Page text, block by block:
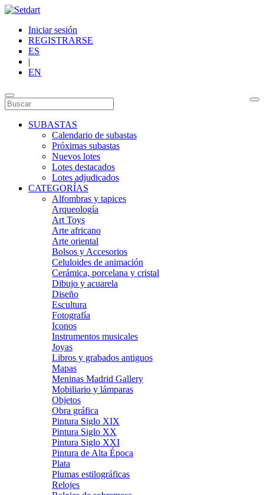
Iniciar sesión
REGISTRARSE
ES
|
EN
SUBASTAS
Calendario de subastas
Próximas subastas
Nuevos lotes
Lotes destacados
Lotes adjudicados
CATEGORÍAS
Alfombras y tapices
Arqueología
Art Toys
Arte africano
Arte oriental
Bolsos y Accesorios
Celuloides de animación
Cerámica, porcelana y cristal
Dibujo y acuarela
Diseño
Escultura
Fotografía
Iconos
Instrumentos musicales
Joyas
Libros y grabados antiguos
Mapas
Meninas Madrid Gallery
Mobiliario y lámparas
Objetos
Obra gráfica
Pintura Siglo XIX
Pintura Siglo XX
Pintura Siglo XXI
Pintura de Alta Época
Plata
Plumas estilográficas
Relojes